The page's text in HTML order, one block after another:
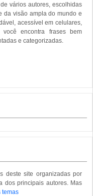
vários autores, escolhidas
da visão ampla do mundo e
acessível em celulares,
encontra frases bem
e categorizadas.
deste site organizadas por
dos principais autores. Mas
temas